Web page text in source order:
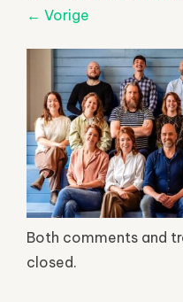
← Vorige
Both comments and
closed.